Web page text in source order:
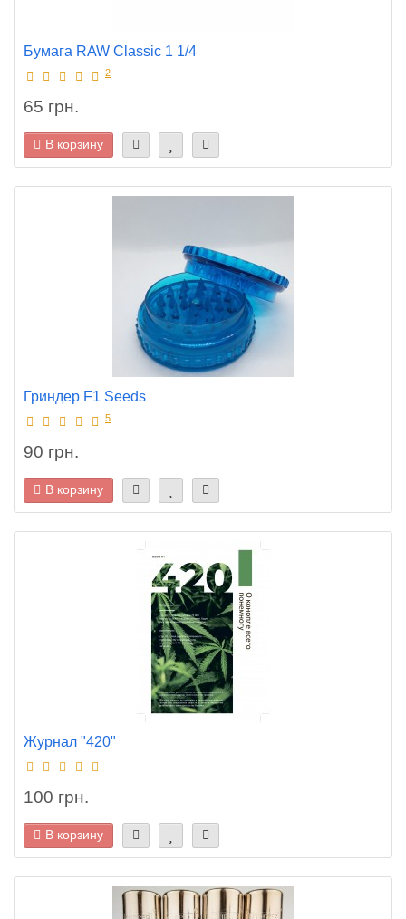
Бумага RAW Classic 1 1/4
2
65 грн.
В корзину
Гриндер F1 Seeds
5
90 грн.
В корзину
Журнал "420"
100 грн.
В корзину